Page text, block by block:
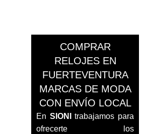
COMPRAR
RELOJES EN
FUERTEVENTURA
MARCAS DE MODA
CON ENVÍO LOCAL
En SIONI
trabajamos para
ofrecerte los